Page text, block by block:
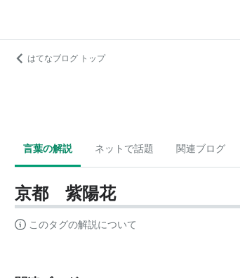
はてなブログ トップ
言葉の解説 ネットで話題 関連ブログ
京都 紫陽花
このタグの解説について